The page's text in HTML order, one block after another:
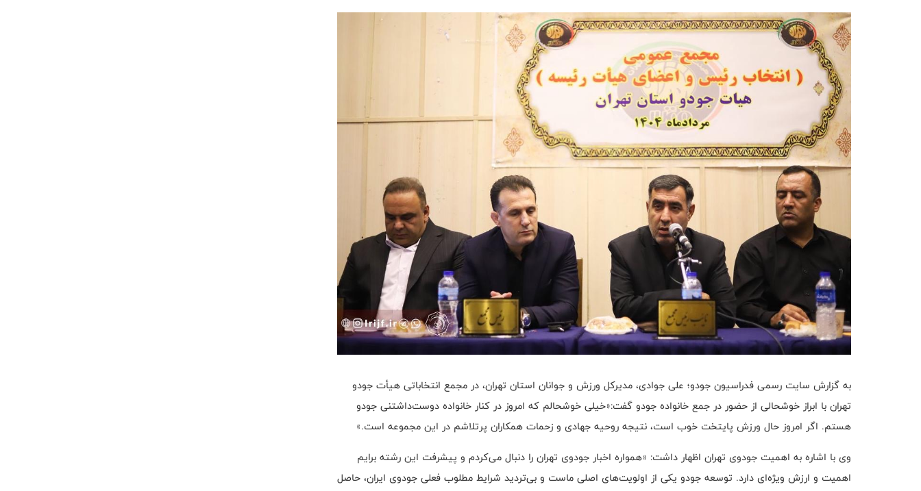
به گزارش سایت رسمی فدراسیون جودو؛ علی جوادی، مدیرکل ورزش و جوانان استان تهران، در مجمع انتخاباتی هیأت جودو
تهران با ابراز خوشحالی از حضور در جمع خانواده جودو گفت:«خیلی خوشحالم که امروز در کنار خانواده دوست‌داشتنی جودو
هستم. اگر امروز حال ورزش پایتخت خوب است، نتیجه روحیه جهادی و زحمات همکاران پرتلاشم در این مجموعه است.»
وی با اشاره به اهمیت جودوی تهران اظهار داشت: «همواره اخبار جودوی تهران را دنبال می‌کردم و پیشرفت این رشته برایم
اهمیت و ارزش ویژه‌ای دارد. توسعه جودو یکی از اولویت‌های اصلی ماست و بی‌تردید شرایط مطلوب فعلی جودوی ایران، حاصل